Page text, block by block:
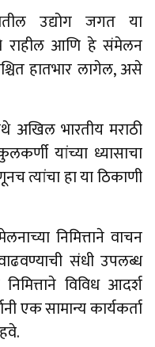
उद्योग जगत या
राहील आणि हे संमेलन
हातभार लागेल, असे
अखिल भारतीय मराठी
यांच्या ध्यासाचा
त्यांचा हा या ठिकाणी
निमित्ताने वाचन
संधी उपलब्ध
विविध आदर्श
एक सामान्य कार्यकर्ता